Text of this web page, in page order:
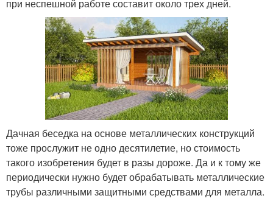
при неспешной работе составит около трех дней.
Дачная беседка на основе металлических конструкций
тоже прослужит не одно десятилетие, но стоимость
такого изобретения будет в разы дороже. Да и к тому же
периодически нужно будет обрабатывать металлические
трубы различными защитными средствами для металла.